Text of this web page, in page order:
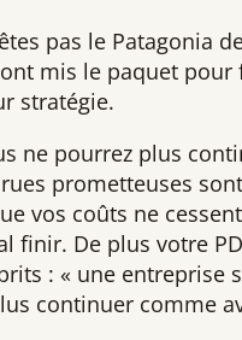
pas le Patagonia
mis le paquet
stratégie.
ne pourrez plus
prometteuses
vos coûts ne
finir. De plus votre
: « une entreprise
continuer comme